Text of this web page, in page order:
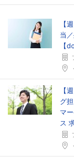
【
当
【
【
グ
マ
ス